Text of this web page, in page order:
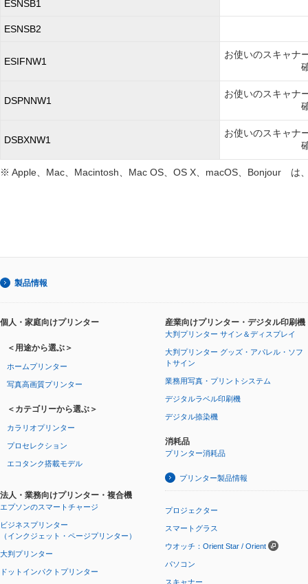
ESNSB1
ESNSB2
ESIFNW1
お使いのスキャナ
DSPNNW1
お使いのスキャナ
DSBXNW1
お使いのスキャナ
※ Apple、Mac、Macintosh、Mac OS、OS X、macOS、Bonjour は
製品情報
個人・家庭向けプリンター
＜用途から選ぶ＞
ホームプリンター
写真高画質プリンター
＜カテゴリーから選ぶ＞
カラリオプリンター
プロセレクション
エコタンク搭載モデル
法人・業務向けプリンター・複合機
エプソンのスマートチャージ
ビジネスプリンター
（インクジェット・ページプリンター）
大判プリンター
ドットインパクトプリンター
産業向けプリンター・デジタル印刷機
大判プリンター サイン＆ディスプレイ
大判プリンター グッズ・アパレル・ソフ
トサイン
業務用写真・プリントシステム
デジタルラベル印刷機
デジタル捺染機
消耗品
プリンター消耗品
プリンター製品情報
プロジェクター
スマートグラス
ウオッチ：Orient Star / Orient
パソコン
スキャナー